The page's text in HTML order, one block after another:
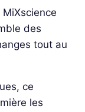
des
tout au
ce
les